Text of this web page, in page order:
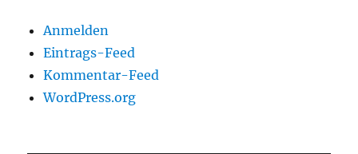
Anmelden
Eintrags-Feed
Kommentar-Feed
WordPress.org